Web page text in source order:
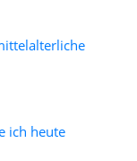
ich heute